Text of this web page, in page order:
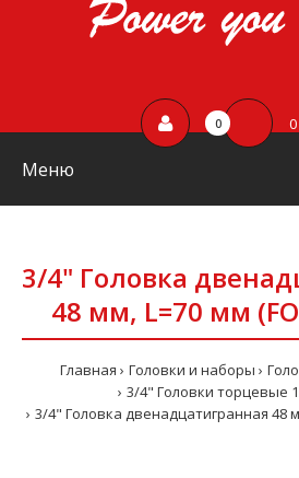
0
Меню
3/4" Головка
48 мм, L=70 мм
Главная Головки и наборы
3/4" Головки торцевые
3/4" Головка двенадцатигранная 48